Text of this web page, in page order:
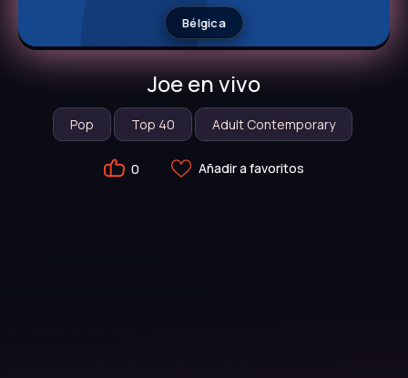
Bélgica
Joe en vivo
Pop Top 40 Adult Contemporary
0 Añadir a favoritos